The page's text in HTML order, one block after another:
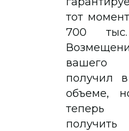
тот
700
вашего
получил
объеме,
теперь
получить